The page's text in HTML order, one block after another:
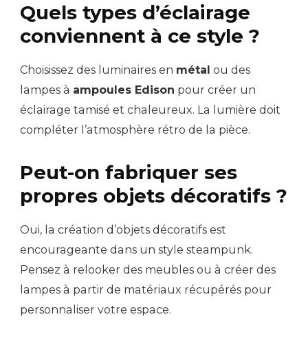
Quels types d’éclairage
conviennent à ce style ?
Choisissez des luminaires en métal ou des
lampes à ampoules Edison pour créer un
éclairage tamisé et chaleureux. La lumière doit
compléter l’atmosphère rétro de la pièce.
Peut-on fabriquer ses
propres objets décoratifs ?
Oui, la création d’objets décoratifs est
encourageante dans un style steampunk.
Pensez à relooker des meubles ou à créer des
lampes à partir de matériaux récupérés pour
personnaliser votre espace.